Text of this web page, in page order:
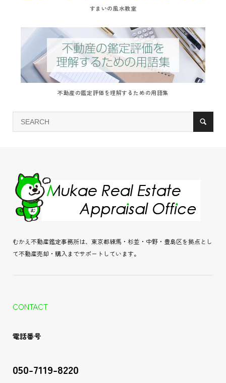
すまいの風水教室
不動産の鑑定評価を理解するための用語集
むかえ不動産鑑定事務所は、東京都練馬・杉並・中野・豊島区を拠点とし
て不動産売却・購入までサポートしています。
CONTACT
電話番号
050-7119-8220